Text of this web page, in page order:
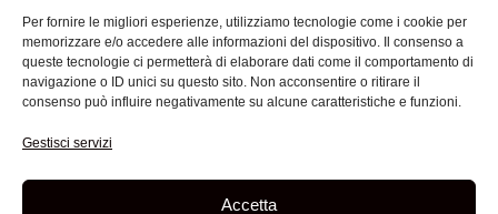
Per fornire le migliori esperienze, utilizziamo tecnologie come i cookie per
memorizzare e/o accedere alle informazioni del dispositivo. Il consenso a
queste tecnologie ci permetterà di elaborare dati come il comportamento di
navigazione o ID unici su questo sito. Non acconsentire o ritirare il
consenso può influire negativamente su alcune caratteristiche e funzioni.
Gestisci servizi
Accetta
ESENABLA ARTELIER DI GIORGIO ALBANESE
TERMINI E CONDIZIONI
© Tutti i diritti riservati Esenabla